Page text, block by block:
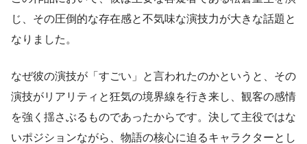
じ、その圧倒的な存在感と不気味な演技力が大きな話題と
なりました。
なぜ彼の演技が「すごい」と言われたのかというと、その
演技がリアリティと狂気の境界線を行き来し、観客の感情
を強く揺さぶるものであったからです。決して主役ではな
いポジションながら、物語の核心に迫るキャラクターとし